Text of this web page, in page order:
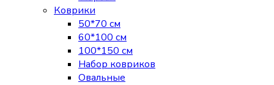
Коврики
50*70 см
60*100 см
100*150 см
Набор ковриков
Овальные